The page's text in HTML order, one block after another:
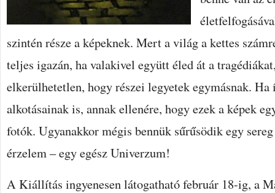
szintén része a képeknek. Mert a világ a kettes
teljes igazán, ha valakivel együtt éled át a
elkerülhetetlen, hogy részei legyetek egymásnak. Ha
alkotásainak is, annak ellenére, hogy ezek a képek
fotók. Ugyanakkor mégis bennük sűrűsödik egy
érzelem – egy egész Univerzum!
A Kiállítás ingyenesen látogatható február 18-ig, a